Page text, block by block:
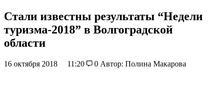
Стали известны результаты “Недели
туризма-2018” в Волгоградской
области
16 октября 2018 11:20 0 Автор: Полина Макарова